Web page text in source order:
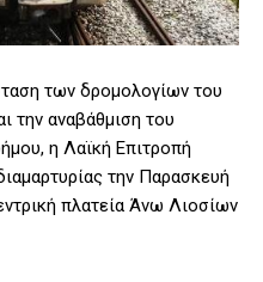
των δρομολογίων του
την αναβάθμιση του
η Λαϊκή Επιτροπή
την Παρασκευή
πλατεία Άνω Λιοσίων